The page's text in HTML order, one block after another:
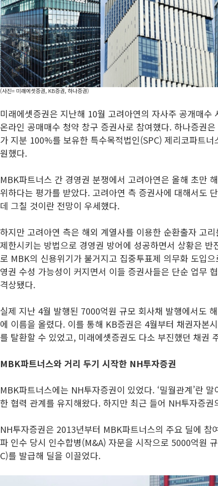
(사진= 미래에셋증권, KB증권, 하나증권)
미래에셋증권은 지난해 10월 고려아연의 자사주 공개매수
온라인 공매매수 청약 창구 증권사로 참여했다. 하나증권
가 지분 100%를 보유한 특수목적법인(SPC) 제리코파트
원했다.
MBK파트너스 간 경영권 분쟁에서 고려아연은 올해 초만
위하다는 평가를 받았다. 고려아연 측 증권사에 대해서도
데 그칠 것이란 전망이 우세했다.
하지만 고려아연 측은 해외 계열사를 이용한 순환출자 고
제한시키는 방법으로 경영권 방어에 성공하면서 상황은 반
로 MBK의 신용위기가 불거지고 집중투표제 의무화 도입
영권 수성 가능성이 커지면서 이들 증권사들은 단순 업무
격상됐다.
실제 지난 4월 발행된 7000억원 규모 회사채 발행에서도
에 이름을 올렸다. 이를 통해 KB증권은 4월부터 채권자본
를 탈환할 수 있었고, 미래에셋증권도 다소 부진했던 채권
MBK파트너스와 거리 두기 시작한 NH투자증권
MBK파트너스에는 NH투자증권이 있었다. ‘밀월관계’란
한 협력 관계를 유지해왔다. 하지만 최근 들어 NH투자증
NH투자증권은 2013년부터 MBK파트너스의 주요 딜에 참
파 인수 당시 인수합병(M&A) 자문을 시작으로 5000억원
C)를 발급해 딜을 이끌었다.